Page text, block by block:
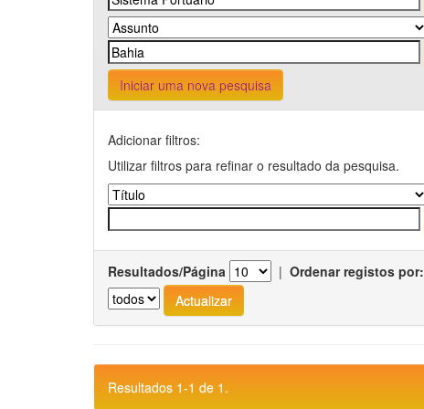
Iniciar uma nova pesquisa
Adicionar filtros:
Utilizar filtros para refinar o resultado da pesquisa.
Resultados/Página | Ordenar registos por:
Resultados 1-1 de 1.